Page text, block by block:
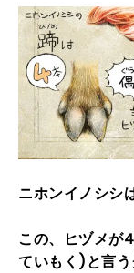
ニホンイノシシ
この、ヒヅメが
ていもく)と言う